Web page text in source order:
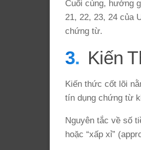
Cuối cùng, hướng
21, 22, 23, 24 của
chứng từ.
Kiến
Kiến thức cốt lõi
tín dụng chứng từ
Nguyên tắc về số
hoặc “xấp xỉ”